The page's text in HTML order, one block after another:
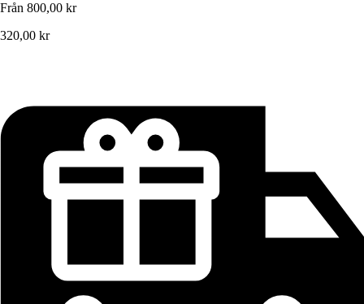
Från 800,00 kr
320,00 kr